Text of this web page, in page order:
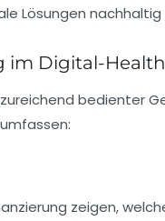
Lösungen
im Digital-
bedienter
zeigen,